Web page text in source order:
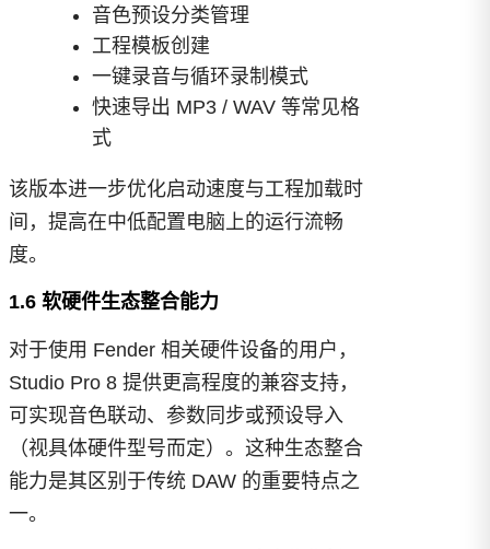
音色预设分类管理
工程模板创建
一键录音与循环录制模式
快速导出 MP3 / WAV 等常见格
式
该版本进一步优化启动速度与工程加载时
间，提高在中低配置电脑上的运行流畅
度。
1.6 软硬件生态整合能力
对于使用 Fender 相关硬件设备的用户，
Studio Pro 8 提供更高程度的兼容支持，
可实现音色联动、参数同步或预设导入
（视具体硬件型号而定）。这种生态整合
能力是其区别于传统 DAW 的重要特点之
一。